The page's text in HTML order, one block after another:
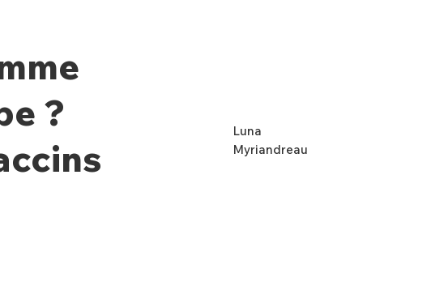
?
Luna
Myriandreau